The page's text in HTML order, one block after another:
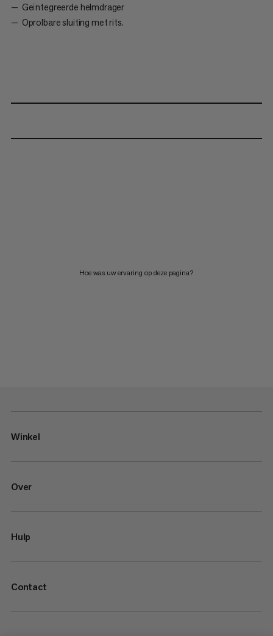
Geïntegreerde helmdrager
Oprolbare sluiting met rits.
Hoe was uw ervaring op deze pagina?
Winkel
Over
Hulp
Contact